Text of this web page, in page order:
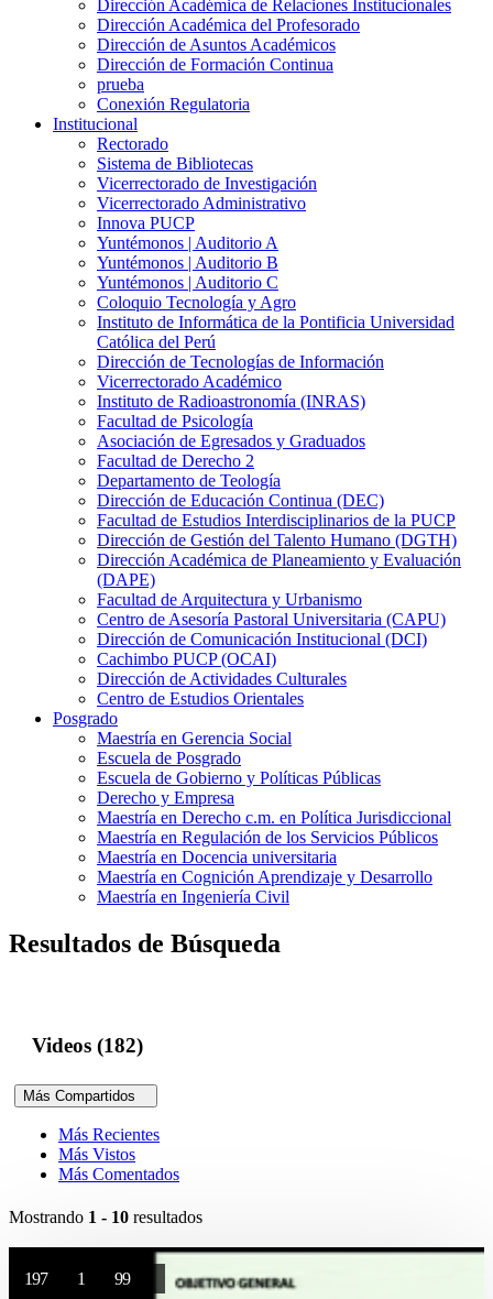
Dirección Académica de Relaciones Institucionales
Dirección Académica del Profesorado
Dirección de Asuntos Académicos
Dirección de Formación Continua
prueba
Conexión Regulatoria
Institucional
Rectorado
Sistema de Bibliotecas
Vicerrectorado de Investigación
Vicerrectorado Administrativo
Innova PUCP
Yuntémonos | Auditorio A
Yuntémonos | Auditorio B
Yuntémonos | Auditorio C
Coloquio Tecnología y Agro
Instituto de Informática de la Pontificia Universidad
Católica del Perú
Dirección de Tecnologías de Información
Vicerrectorado Académico
Instituto de Radioastronomía (INRAS)
Facultad de Psicología
Asociación de Egresados y Graduados
Facultad de Derecho 2
Departamento de Teología
Dirección de Educación Continua (DEC)
Facultad de Estudios Interdisciplinarios de la PUCP
Dirección de Gestión del Talento Humano (DGTH)
Dirección Académica de Planeamiento y Evaluación
(DAPE)
Facultad de Arquitectura y Urbanismo
Centro de Asesoría Pastoral Universitaria (CAPU)
Dirección de Comunicación Institucional (DCI)
Cachimbo PUCP (OCAI)
Dirección de Actividades Culturales
Centro de Estudios Orientales
Posgrado
Maestría en Gerencia Social
Escuela de Posgrado
Escuela de Gobierno y Políticas Públicas
Derecho y Empresa
Maestría en Derecho c.m. en Política Jurisdiccional
Maestría en Regulación de los Servicios Públicos
Maestría en Docencia universitaria
Maestría en Cognición Aprendizaje y Desarrollo
Maestría en Ingeniería Civil
Resultados de Búsqueda
Videos (182)
Más Compartidos
Más Recientes
Más Vistos
Más Comentados
Mostrando 1 - 10 resultados
197 1 99